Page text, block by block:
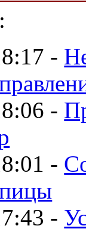
-
-
-
-